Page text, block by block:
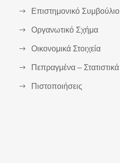
Επιστημονικό Συμβούλιο
Οργανωτικό Σχήμα
Οικονομικά Στοιχεία
Πεπραγμένα – Στατιστικά
Πιστοποιήσεις